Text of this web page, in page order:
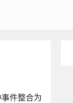
件整合为